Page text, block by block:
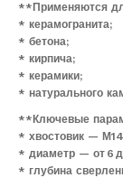
**Применяются
* керамогранита;
* бетона;
* кирпича;
* керамики;
* натурального
**Ключевые
* хвостовик —
* диаметр — от 6
* глубина